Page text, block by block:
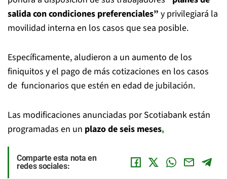
salida con condiciones preferenciales” y privilegiará la
movilidad interna en los casos que sea posible.
Específicamente, aludieron a un aumento de los
finiquitos y el pago de más cotizaciones en los casos
de funcionarios que estén en edad de jubilación.
Las modificaciones anunciadas por Scotiabank están
programadas en un plazo de seis meses.
Comparte esta nota en
redes sociales: